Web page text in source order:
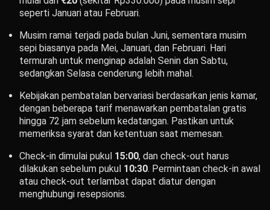
seperti Januari atau Februari.
Musim ramai terjadi pada bulan Juni, sementara musim
sepi biasanya pada Mei, Januari, dan Februari. Hari
termurah untuk menginap adalah Senin dan Sabtu,
sedangkan Selasa cenderung lebih mahal.
Kebijakan pembatalan bervariasi berdasarkan jenis kamar,
dengan beberapa tarif menawarkan pembatalan gratis
hingga 72 jam sebelum kedatangan. Pastikan untuk
memeriksa syarat dan ketentuan saat memesan.
Check-in dimulai pukul 15:00, dan check-out harus
dilakukan sebelum pukul 10:30. Permintaan check-in awal
atau check-out terlambat dapat diatur dengan
menghubungi resepsionis.